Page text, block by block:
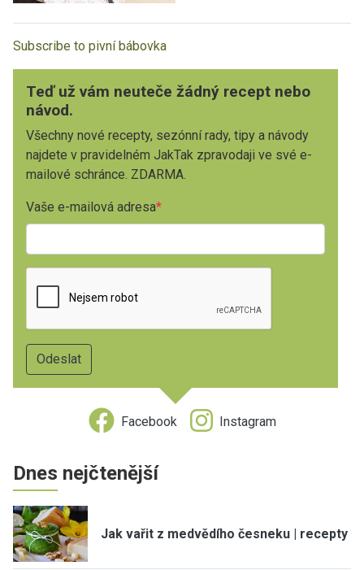
Subscribe to pivní bábovka
Teď už vám neuteče žádný recept nebo
návod.
Všechny nové recepty, sezónní rady, tipy a návody
najdete v pravidelném JakTak zpravodaji ve své e-
mailové schránce. ZDARMA.
Vaše e-mailová adresa
Facebook Instagram
Dnes nejčtenější
Jak vařit z medvědího česneku | recepty